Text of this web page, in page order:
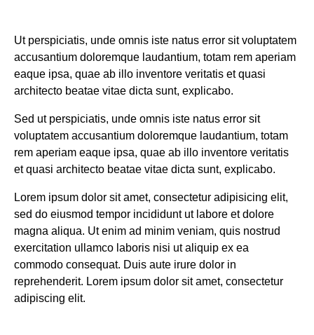
Ut perspiciatis, unde omnis iste natus error sit voluptatem
accusantium doloremque laudantium, totam rem aperiam
eaque ipsa, quae ab illo inventore veritatis et quasi
architecto beatae vitae dicta sunt, explicabo.
Sed ut perspiciatis, unde omnis iste natus error sit
voluptatem accusantium doloremque laudantium, totam
rem aperiam eaque ipsa, quae ab illo inventore veritatis
et quasi architecto beatae vitae dicta sunt, explicabo.
Lorem ipsum dolor sit amet, consectetur adipisicing elit,
sed do eiusmod tempor incididunt ut labore et dolore
magna aliqua. Ut enim ad minim veniam, quis nostrud
exercitation ullamco laboris nisi ut aliquip ex ea
commodo consequat. Duis aute irure dolor in
reprehenderit. Lorem ipsum dolor sit amet, consectetur
adipiscing elit.